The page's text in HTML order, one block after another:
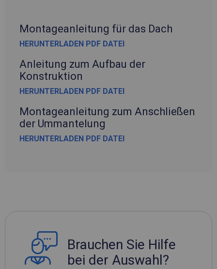
Montageanleitung für das Dach
HERUNTERLADEN PDF DATEI
Anleitung zum Aufbau der
Konstruktion
HERUNTERLADEN PDF DATEI
Montageanleitung zum Anschließen
der Ummantelung
HERUNTERLADEN PDF DATEI
Brauchen Sie Hilfe
bei der Auswahl?